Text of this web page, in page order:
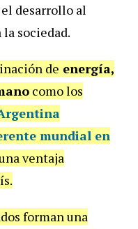
desarrollo al
sociedad.
de energía,
como los
mundial en
ventaja
forman una